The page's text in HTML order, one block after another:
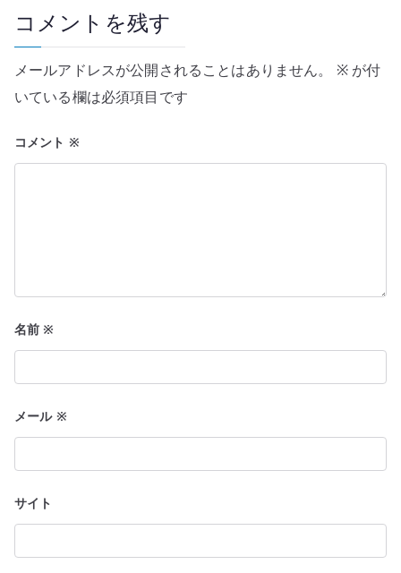
ー
シ
ョ
ン
コメントを残す
メールアドレスが公開されることはありません。 ※が付
いている欄は必須項目です
コメント ※
名前※
メール ※
サイト